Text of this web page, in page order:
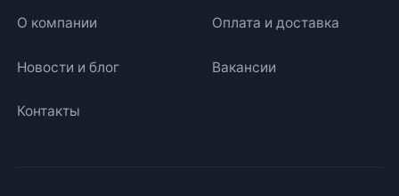
О компании Оплата и доставка
Новости и блог Вакансии
Контакты